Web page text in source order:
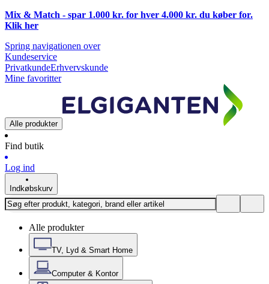
Mix & Match - spar 1.000 kr. for hver 4.000 kr. du køber for.
Klik her
Spring navigationen over
Kundeservice
PrivatkundeErhvervskunde
Mine favoritter
Alle produkter
Find butik
Log ind
Indkøbskurv
Alle produkter
TV, Lyd & Smart Home
Computer & Kontor